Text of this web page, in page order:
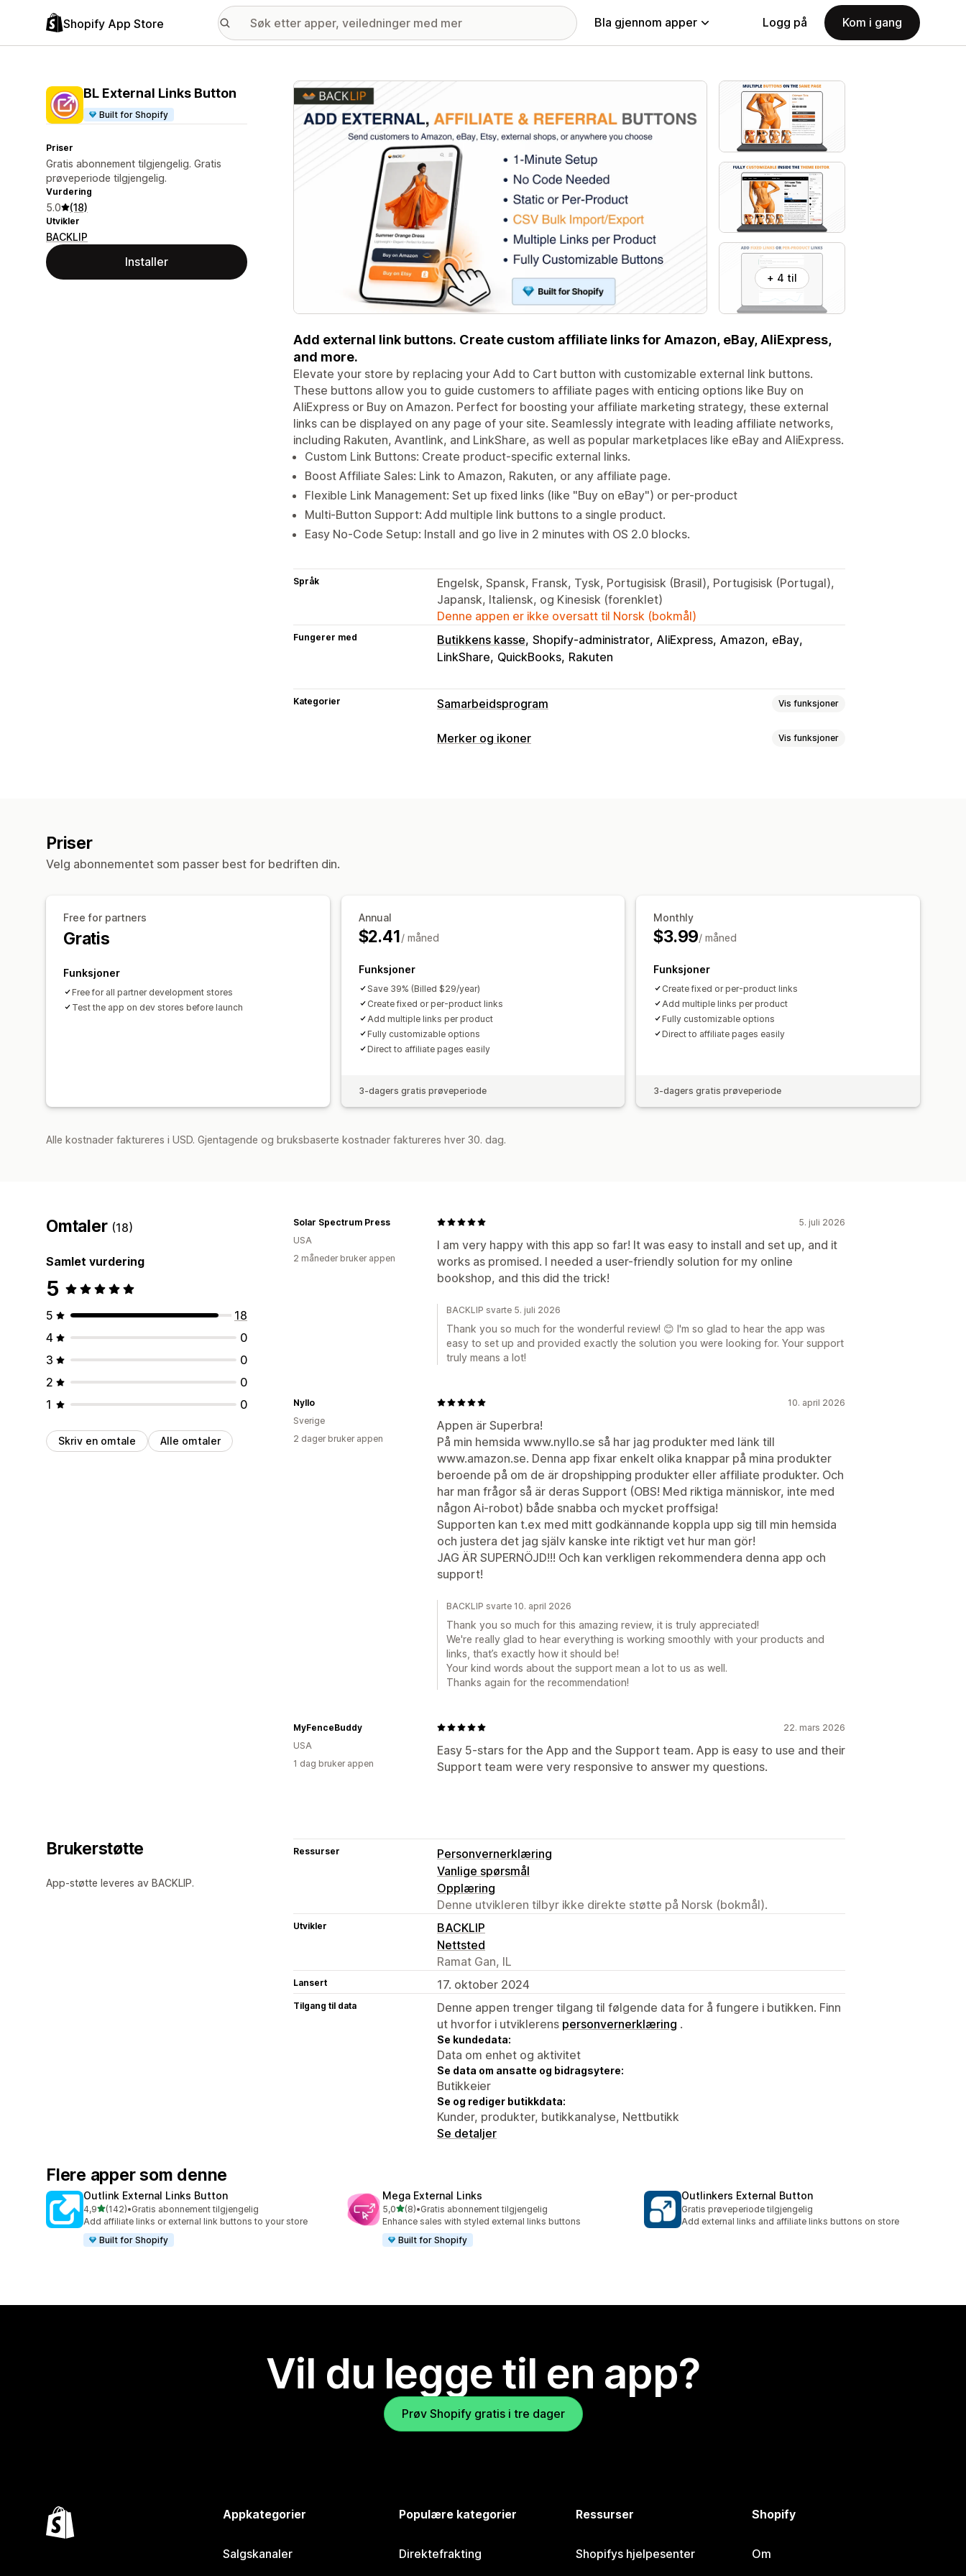
Shopify App Store Bla gjennom apper Logg på Kom i gang
BL External Links Button
Built for Shopify
Priser
Gratis abonnement tilgjengelig. Gratis
prøveperiode tilgjengelig.
Vurdering
5.0 (18)
Utvikler
BACKLIP
Installer
Galleri med fremhevede bilder
+ 4 til
Add external link buttons. Create custom affiliate links for Amazon, eBay, AliExpress,
and more.
Elevate your store by replacing your Add to Cart button with customizable external link buttons.
These buttons allow you to guide customers to affiliate pages with enticing options like Buy on
AliExpress or Buy on Amazon. Perfect for boosting your affiliate marketing strategy, these external
links can be displayed on any page of your site. Seamlessly integrate with leading affiliate networks,
including Rakuten, Avantlink, and LinkShare, as well as popular marketplaces like eBay and AliExpress.
Custom Link Buttons: Create product-specific external links.
Boost Affiliate Sales: Link to Amazon, Rakuten, or any affiliate page.
Flexible Link Management: Set up fixed links (like "Buy on eBay") or per-product
Multi-Button Support: Add multiple link buttons to a single product.
Easy No-Code Setup: Install and go live in 2 minutes with OS 2.0 blocks.
Språk
Engelsk, Spansk, Fransk, Tysk, Portugisisk (Brasil), Portugisisk (Portugal),
Japansk, Italiensk, og Kinesisk (forenklet)
Denne appen er ikke oversatt til Norsk (bokmål)
Fungerer med Butikkens kasse Shopify-administrator AliExpress Amazon eBay
LinkShare QuickBooks Rakuten
Kategorier Samarbeidsprogram Vis funksjoner
Henvisningsadministrasjon
Merker og ikoner Vis funksjoner
Egendefinerte sider
Priser
Velg abonnementet som passer best for bedriften din.
Free for partners
Gratis
Funksjoner
Free for all partner development stores
Test the app on dev stores before launch
Annual
$2.41/ måned
Funksjoner
Save 39% (Billed $29/year)
Create fixed or per-product links
Add multiple links per product
Fully customizable options
Direct to affiliate pages easily
3-dagers gratis prøveperiode
Monthly
$3.99/ måned
Funksjoner
Create fixed or per-product links
Add multiple links per product
Fully customizable options
Direct to affiliate pages easily
3-dagers gratis prøveperiode
Alle kostnader faktureres i USD. Gjentagende og bruksbaserte kostnader faktureres hver 30. dag.
Omtaler (18)
Samlet vurdering
5
5
18
4
0
3
0
2
0
1
0
Skriv en omtale Alle omtaler
5. juli 2026
I am very happy with this app so far! It was easy to install and set up, and it
works as promised. I needed a user-friendly solution for my online
bookshop, and this did the trick!
Solar Spectrum Press
USA
2 måneder bruker appen
BACKLIP svarte 5. juli 2026
Thank you so much for the wonderful review! 😊 I'm so glad to hear the app was
easy to set up and provided exactly the solution you were looking for. Your support
truly means a lot!
10. april 2026
Appen är Superbra!
På min hemsida www.nyllo.se så har jag produkter med länk till
www.amazon.se. Denna app fixar enkelt olika knappar på mina produkter
beroende på om de är dropshipping produkter eller affiliate produkter. Och
har man frågor så är deras Support (OBS! Med riktiga människor, inte med
någon Ai-robot) både snabba och mycket proffsiga!
Supporten kan t.ex med mitt godkännande koppla upp sig till min hemsida
och justera det jag själv kanske inte riktigt vet hur man gör!
JAG ÄR SUPERNÖJD!!! Och kan verkligen rekommendera denna app och
support!
Nyllo
Sverige
2 dager bruker appen
BACKLIP svarte 10. april 2026
Thank you so much for this amazing review, it is truly appreciated!
We're really glad to hear everything is working smoothly with your products and
links, that’s exactly how it should be!
Your kind words about the support mean a lot to us as well.
Thanks again for the recommendation!
22. mars 2026
Easy 5-stars for the App and the Support team. App is easy to use and their
Support team were very responsive to answer my questions.
MyFenceBuddy
USA
1 dag bruker appen
Brukerstøtte
App-støtte leveres av BACKLIP.
Ressurser
Personvernerklæring
Vanlige spørsmål
Opplæring
Denne utvikleren tilbyr ikke direkte støtte på Norsk (bokmål).
Utvikler
BACKLIP
Nettsted
Ramat Gan, IL
Lansert 17. oktober 2024
Tilgang til data
Denne appen trenger tilgang til følgende data for å fungere i butikken. Finn
ut hvorfor i utviklerens personvernerklæring .
Se kundedata:
Data om enhet og aktivitet
Se data om ansatte og bidragsytere:
Butikkeier
Se og rediger butikkdata:
Kunder, produkter, butikkanalyse, Nettbutikk
Se detaljer
Flere apper som denne
Outlink External Links Button
4,9av 5 stjerner
(142)
Totalt 142 omtaler
•Gratis abonnement tilgjengelig
Add affiliate links or external link buttons to your store
Built for Shopify
Mega External Links
5,0av 5 stjerner
(8)
Totalt 8 omtaler
•Gratis abonnement tilgjengelig
Enhance sales with styled external links buttons
Built for Shopify
Outlinkers External Button
Gratis prøveperiode tilgjengelig
Add external links and affiliate links buttons on store
Vil du legge til en app?
Prøv Shopify gratis i tre dager
Appkategorier
Salgskanaler
Populære kategorier
Direktefrakting
Ressurser
Shopifys hjelpesenter
Shopify
Om